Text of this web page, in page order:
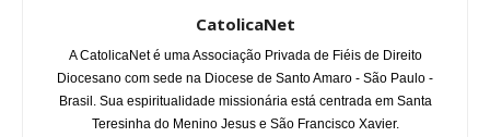
CatolicaNet
A CatolicaNet é uma Associação Privada de Fiéis de Direito
Diocesano com sede na Diocese de Santo Amaro - São Paulo -
Brasil. Sua espiritualidade missionária está centrada em Santa
Teresinha do Menino Jesus e São Francisco Xavier.